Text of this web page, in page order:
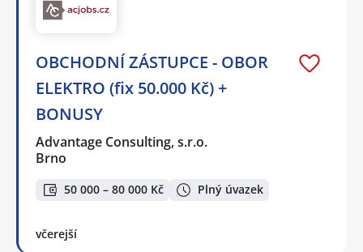
OBCHODNÍ ZÁSTUPCE - OBOR
ELEKTRO (fix 50.000 Kč) +
BONUSY
Advantage Consulting, s.r.o.
Brno
50 000 – 80 000 Kč Plný úvazek
včerejší